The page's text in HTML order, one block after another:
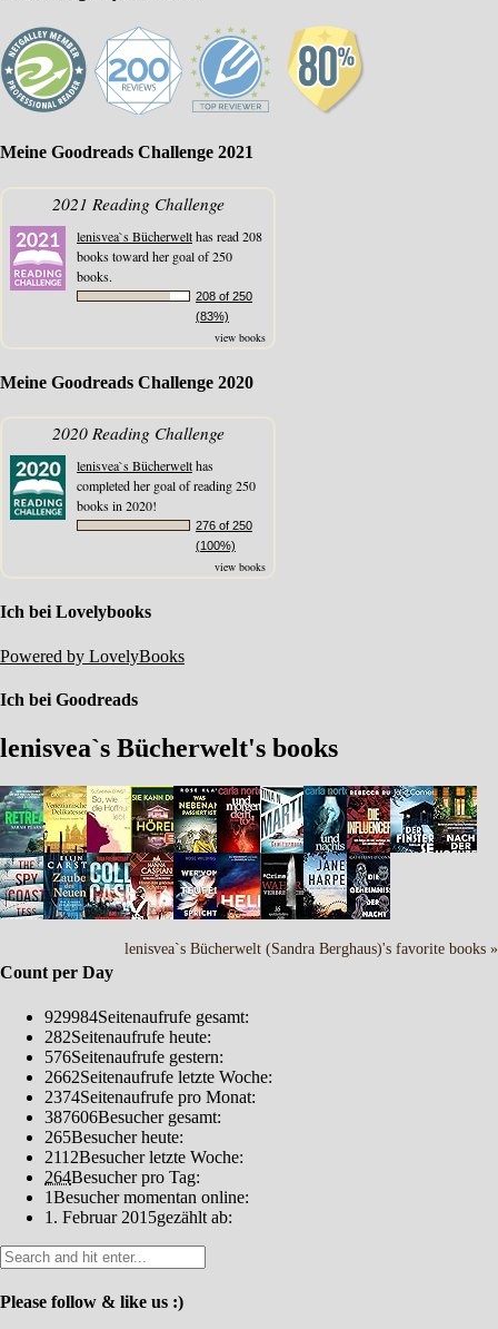
Meine Goodreads Challenge 2021
2021 Reading Challenge
lenisvea`s Bücherwelthas read 208
books toward her goal of 250
books.
208 of 250
(83%)
view books
Meine Goodreads Challenge 2020
2020 Reading Challenge
lenisvea`s Bücherwelthas
completed her goal of reading 250
books in 2020!
276 of 250
(100%)
view books
Ich bei Lovelybooks
Powered by LovelyBooks
Ich bei Goodreads
lenisvea`s Bücherwelt's books
lenisvea`s Bücherwelt (Sandra Berghaus)'s favorite books »
Count per Day
929984Seitenaufrufe gesamt:
282Seitenaufrufe heute:
576Seitenaufrufe gestern:
2662Seitenaufrufe letzte Woche:
2374Seitenaufrufe pro Monat:
387606Besucher gesamt:
265Besucher heute:
2112Besucher letzte Woche:
264Besucher pro Tag:
1Besucher momentan online:
1. Februar 2015gezählt ab:
Please follow & like us :)